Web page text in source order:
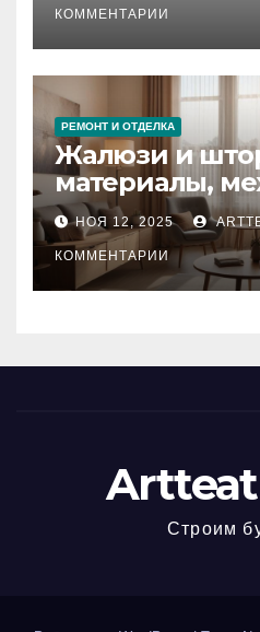
тезауруса
КОММЕНТАРИИ
РЕМОНТ И ОТДЕЛКА
Жалюзи и
материалы,
управления и
НОЯ 12, 2025
КОММЕНТАРИИ
Строим